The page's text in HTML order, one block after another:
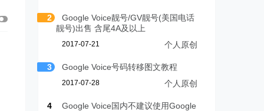
2
Google Voice靓号/GV靓号(美国电话
靓号)出售 含尾4A及以上
2017-07-21 个人原创
3 Google Voice号码转移图文教程
2017-07-28 个人原创
4
Google Voice国内不建议使用Google